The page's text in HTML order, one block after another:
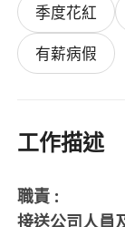
季度花紅
有薪病假
工作描述
職責 :
接送公司人員